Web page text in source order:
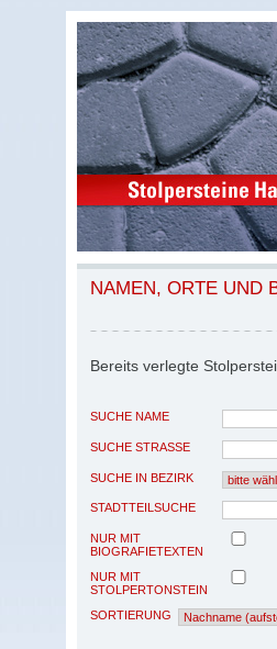
NAMEN, ORTE UND
Bereits verlegte
SUCHE NAME
SUCHE STRASSE
SUCHE IN BEZIRK
STADTTEILSUCHE
NUR MIT
BIOGRAFIETEXTEN
NUR MIT
STOLPERTONSTEIN
SORTIERUNG